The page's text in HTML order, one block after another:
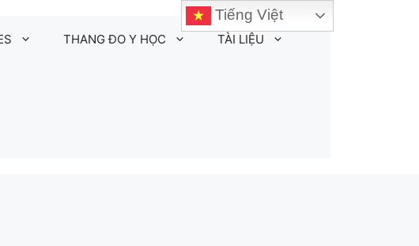
THANG ĐO Y HỌC TÀI LIỆU
Tiếng Việt